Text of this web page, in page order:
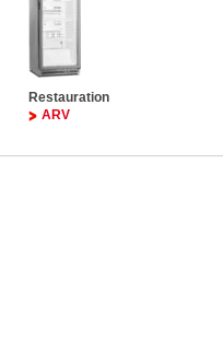
Restauration
ARV